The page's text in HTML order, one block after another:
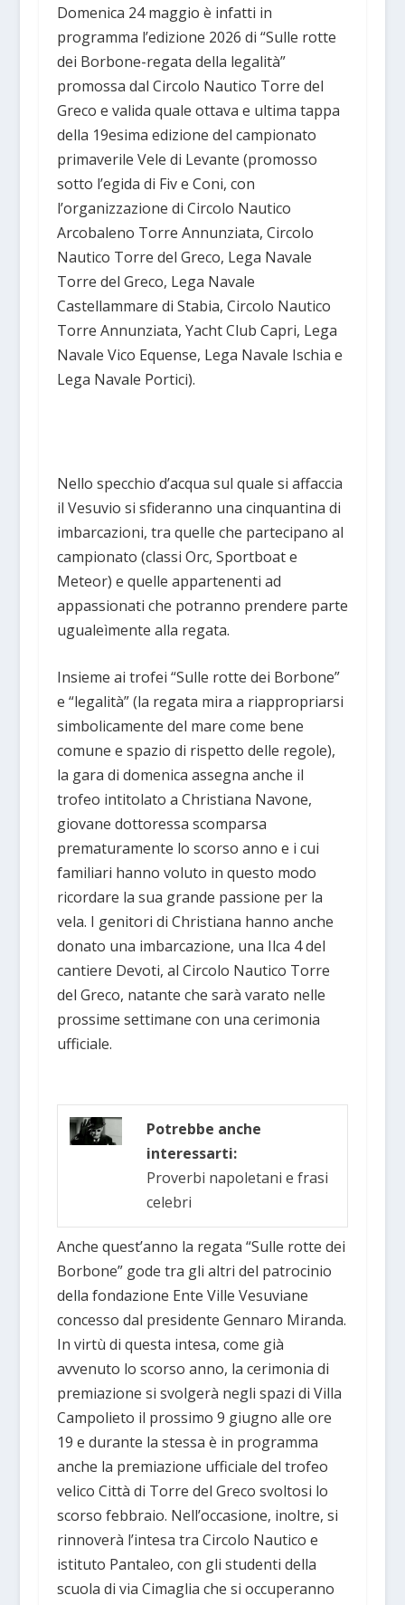
Domenica 24 maggio è infatti in
programma l’edizione 2026 di “Sulle rotte
dei Borbone-regata della legalità”
promossa dal Circolo Nautico Torre del
Greco e valida quale ottava e ultima tappa
della 19esima edizione del campionato
primaverile Vele di Levante (promosso
sotto l’egida di Fiv e Coni, con
l’organizzazione di Circolo Nautico
Arcobaleno Torre Annunziata, Circolo
Nautico Torre del Greco, Lega Navale
Torre del Greco, Lega Navale
Castellammare di Stabia, Circolo Nautico
Torre Annunziata, Yacht Club Capri, Lega
Navale Vico Equense, Lega Navale Ischia e
Lega Navale Portici).
Nello specchio d’acqua sul quale si affaccia
il Vesuvio si sfideranno una cinquantina di
imbarcazioni, tra quelle che partecipano al
campionato (classi Orc, Sportboat e
Meteor) e quelle appartenenti ad
appassionati che potranno prendere parte
ugualeìmente alla regata.
Insieme ai trofei “Sulle rotte dei Borbone”
e “legalità” (la regata mira a riappropriarsi
simbolicamente del mare come bene
comune e spazio di rispetto delle regole),
la gara di domenica assegna anche il
trofeo intitolato a Christiana Navone,
giovane dottoressa scomparsa
prematuramente lo scorso anno e i cui
familiari hanno voluto in questo modo
ricordare la sua grande passione per la
vela. I genitori di Christiana hanno anche
donato una imbarcazione, una Ilca 4 del
cantiere Devoti, al Circolo Nautico Torre
del Greco, natante che sarà varato nelle
prossime settimane con una cerimonia
ufficiale.
Potrebbe anche
interessarti:
Proverbi napoletani e frasi
celebri
Anche quest’anno la regata “Sulle rotte dei
Borbone” gode tra gli altri del patrocinio
della fondazione Ente Ville Vesuviane
concesso dal presidente Gennaro Miranda.
In virtù di questa intesa, come già
avvenuto lo scorso anno, la cerimonia di
premiazione si svolgerà negli spazi di Villa
Campolieto il prossimo 9 giugno alle ore
19 e durante la stessa è in programma
anche la premiazione ufficiale del trofeo
velico Città di Torre del Greco svoltosi lo
scorso febbraio. Nell’occasione, inoltre, si
rinnoverà l’intesa tra Circolo Nautico e
istituto Pantaleo, con gli studenti della
scuola di via Cimaglia che si occuperanno